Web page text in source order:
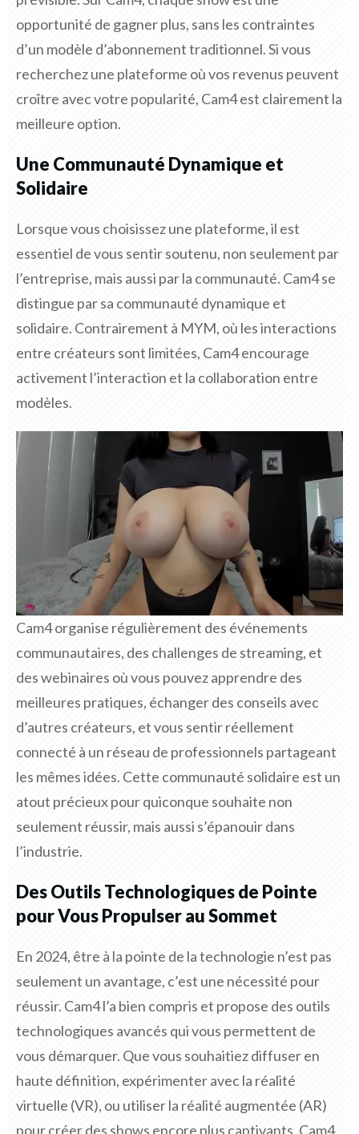
opportunité de gagner plus, sans les contraintes
d’un modèle d’abonnement traditionnel. Si vous
recherchez une plateforme où vos revenus peuvent
croître avec votre popularité, Cam4 est clairement la
meilleure option.
Une Communauté Dynamique et
Solidaire
Lorsque vous choisissez une plateforme, il est
essentiel de vous sentir soutenu, non seulement par
l’entreprise, mais aussi par la communauté. Cam4 se
distingue par sa communauté dynamique et
solidaire. Contrairement à MYM, où les interactions
entre créateurs sont limitées, Cam4 encourage
activement l’interaction et la collaboration entre
modèles.
Cam4 organise régulièrement des événements
communautaires, des challenges de streaming, et
des webinaires où vous pouvez apprendre des
meilleures pratiques, échanger des conseils avec
d’autres créateurs, et vous sentir réellement
connecté à un réseau de professionnels partageant
les mêmes idées. Cette communauté solidaire est un
atout précieux pour quiconque souhaite non
seulement réussir, mais aussi s’épanouir dans
l’industrie.
Des Outils Technologiques de Pointe
pour Vous Propulser au Sommet
En 2024, être à la pointe de la technologie n’est pas
seulement un avantage, c’est une nécessité pour
réussir. Cam4 l’a bien compris et propose des outils
technologiques avancés qui vous permettent de
vous démarquer. Que vous souhaitiez diffuser en
haute définition, expérimenter avec la réalité
virtuelle (VR), ou utiliser la réalité augmentée (AR)
pour créer des shows encore plus captivants, Cam4